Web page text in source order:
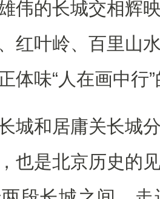
伟的长城交相辉
红叶岭、百里山
体味“人在画中行
和居庸关长城分
也是北京历史的